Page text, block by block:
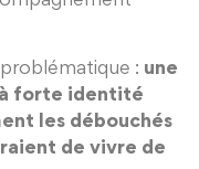
: une
forte identité
les débouchés
de vivre de